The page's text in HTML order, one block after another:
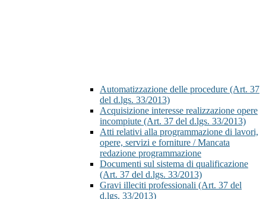
Automatizzazione delle procedure (Art. 37
del d.lgs. 33/2013)
Acquisizione interesse realizzazione opere
incompiute (Art. 37 del d.lgs. 33/2013)
Atti relativi alla programmazione di lavori,
opere, servizi e forniture / Mancata
redazione programmazione
Documenti sul sistema di qualificazione
(Art. 37 del d.lgs. 33/2013)
Gravi illeciti professionali (Art. 37 del
d.lgs. 33/2013)